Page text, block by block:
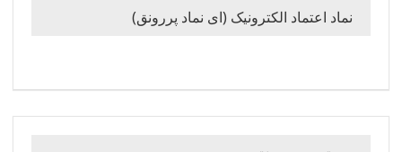
نماد اعتماد الکترونیک (ای نماد پررونق)